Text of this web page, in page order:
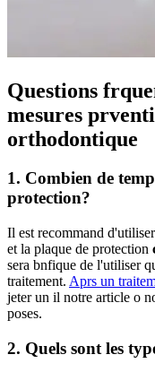
Questions
mesures
orthodontique
1. Combien de
protection?
Il est recommand
et la plaque de protection
sera bnfique de l'utiliser
traitement. Aprs un
jeter un il notre article o
poses.
2. Quels sont les